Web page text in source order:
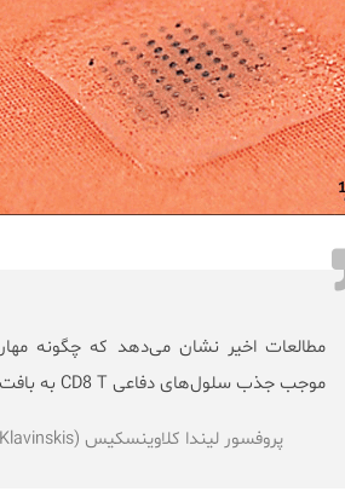
مطالعات اخیر نشان می‌دهد که چگونه
موجب جذب سلول‌های دفاعی CD8 T به بافت‌هایی می‌شود که در معرض ویروس قرار دارند.
پروفسور لیندا کلاوینسکیس (Linda Klavinskis)، نویسنده‌ی این تحقیقات از دانشگاه کینگز